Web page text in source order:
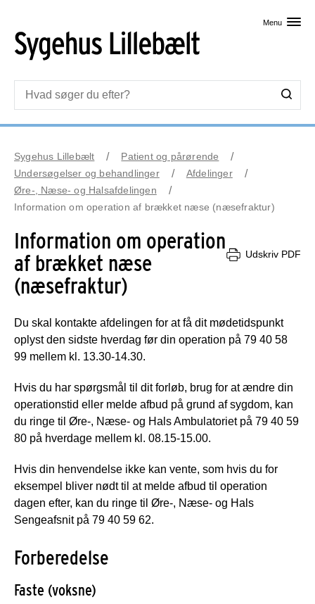
Menu
Sygehus Lillebælt
Patient og pårørende
Undersøgelser og behandlinger
Afdelinger
Øre-, Næse- og Halsafdelingen
Information om operation af brækket næse (næsefraktur)
Information om operation
af brækket næse
(næsefraktur)
Udskriv PDF
Du skal kontakte afdelingen for at få dit mødetidspunkt
oplyst den sidste hverdag før din operation på 79 40 58
99 mellem kl. 13.30-14.30.
Hvis du har spørgsmål til dit forløb, brug for at ændre din
operationstid eller melde afbud på grund af sygdom, kan
du ringe til Øre-, Næse- og Hals Ambulatoriet på 79 40 59
80 på hverdage mellem kl. 08.15-15.00.
Hvis din henvendelse ikke kan vente, som hvis du for
eksempel bliver nødt til at melde afbud til operation
dagen efter, kan du ringe til Øre-, Næse- og Hals
Sengeafsnit på 79 40 59 62.
Forberedelse
Faste (voksne)